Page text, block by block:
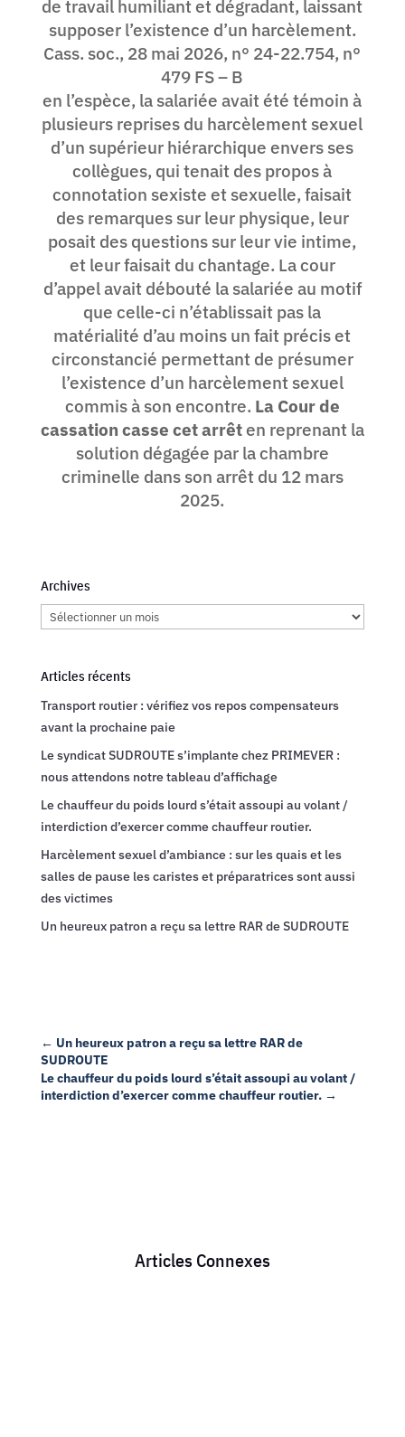
de travail humiliant et dégradant, laissant
supposer l’existence d’un harcèlement.
Cass. soc., 28 mai 2026, n° 24-22.754, n°
479 FS – B
en l’espèce, la salariée avait été témoin à
plusieurs reprises du harcèlement sexuel
d’un supérieur hiérarchique envers ses
collègues, qui tenait des propos à
connotation sexiste et sexuelle, faisait
des remarques sur leur physique, leur
posait des questions sur leur vie intime,
et leur faisait du chantage. La cour
d’appel avait débouté la salariée au motif
que celle-ci n’établissait pas la
matérialité d’au moins un fait précis et
circonstancié permettant de présumer
l’existence d’un harcèlement sexuel
commis à son encontre. La Cour de
cassation casse cet arrêten reprenant la
solution dégagée par la chambre
criminelle dans son arrêt du 12 mars
2025.
Archives
Archives
Articles récents
Transport routier : vérifiez vos repos compensateurs
avant la prochaine paie
Le syndicat SUDROUTE s’implante chez PRIMEVER :
nous attendons notre tableau d’affichage
Le chauffeur du poids lourd s’était assoupi au volant /
interdiction d’exercer comme chauffeur routier.
Harcèlement sexuel d’ambiance : sur les quais et les
salles de pause les caristes et préparatrices sont aussi
des victimes
Un heureux patron a reçu sa lettre RAR de SUDROUTE
← Un heureux patron a reçu sa lettre RAR de
SUDROUTE
Le chauffeur du poids lourd s’était assoupi au volant /
interdiction d’exercer comme chauffeur routier.→
Articles Connexes